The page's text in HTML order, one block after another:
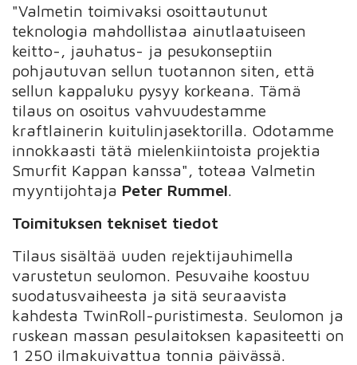
"Valmetin toimivaksi osoittautunut
teknologia mahdollistaa ainutlaatuiseen
keitto-, jauhatus- ja pesukonseptiin
pohjautuvan sellun tuotannon siten, että
sellun kappaluku pysyy korkeana. Tämä
tilaus on osoitus vahvuudestamme
kraftlainerin kuitulinjasektorilla. Odotamme
innokkaasti tätä mielenkiintoista projektia
Smurfit Kappan kanssa", toteaa Valmetin
myyntijohtaja Peter Rummel
Toimituksen tekniset tiedot
Tilaus sisältää uuden rejektijauhimella
varustetun seulomon. Pesuvaihe koostuu
suodatusvaiheesta ja sitä seuraavista
kahdesta TwinRoll-puristimesta. Seulomon ja
ruskean massan pesulaitoksen kapasiteetti on
1 250 ilmakuivattua tonnia päivässä.